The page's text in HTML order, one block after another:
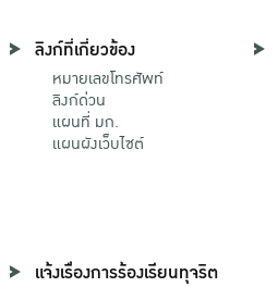
ลิงก์ที่เกี่ยวข้อง
หมายเลขโทรศัพท์
ลิงก์ด่วน
แผนที่ มก.
แผนผังเว็บไซต์
แจ้งเรื่องการร้องเรียนทุจริต